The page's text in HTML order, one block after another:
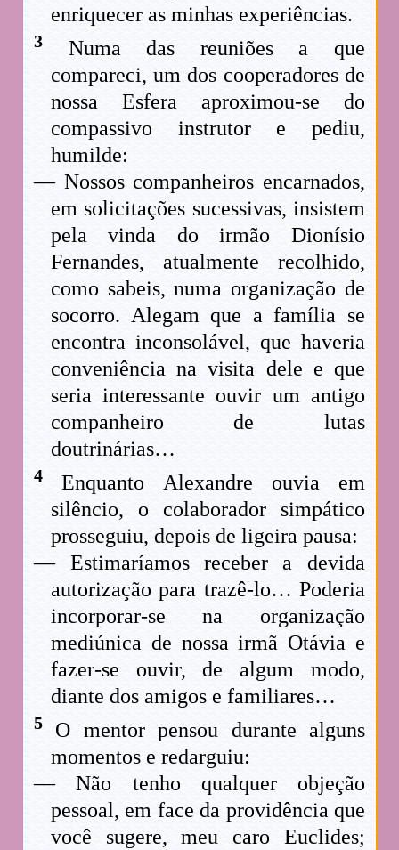
enriquecer as minhas experiências.
3 Numa das reuniões a que
compareci, um dos cooperadores de
nossa Esfera aproximou-se do
compassivo instrutor e pediu,
humilde:
— Nossos companheiros encarnados,
em solicitações sucessivas, insistem
pela vinda do irmão Dionísio
Fernandes, atualmente recolhido,
como sabeis, numa organização de
socorro. Alegam que a família se
encontra inconsolável, que haveria
conveniência na visita dele e que
seria interessante ouvir um antigo
companheiro de lutas
doutrinárias…
4 Enquanto Alexandre ouvia em
silêncio, o colaborador simpático
prosseguiu, depois de ligeira pausa:
— Estimaríamos receber a devida
autorização para trazê-lo… Poderia
incorporar-se na organização
mediúnica de nossa irmã Otávia e
fazer-se ouvir, de algum modo,
diante dos amigos e familiares…
5 O mentor pensou durante alguns
momentos e redarguiu:
— Não tenho qualquer objeção
pessoal, em face da providência que
você sugere, meu caro Euclides;